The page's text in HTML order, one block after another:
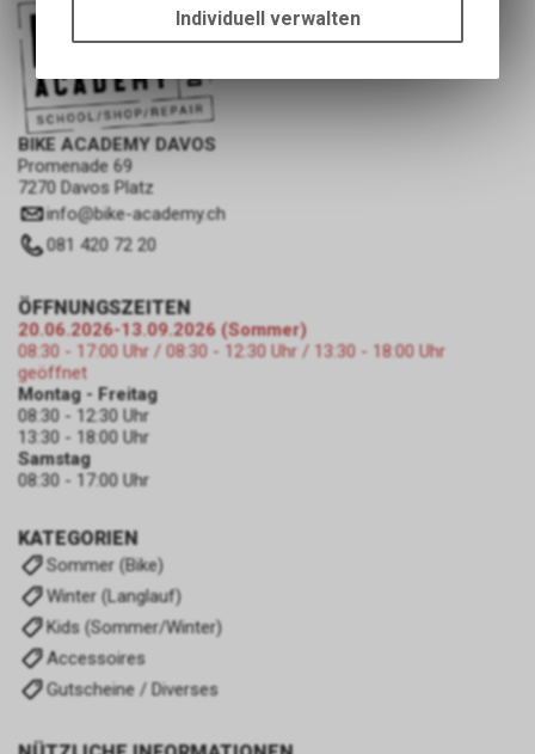
BIKE ACADEMY DAVOS
Promenade 69
7270 Davos Platz
info@bike-academy.ch
081 420 72 20
KATEGORIEN
Sommer (Bike)
Winter (Langlauf)
Kids (Sommer/Winter)
Accessoires
Gutscheine / Diverses
ÖFFNUNGSZEITEN
20.06.2026-13.09.2026 (Sommer)
08:30 - 17:00 Uhr / 08:30 - 12:30 Uhr / 13:30 - 18:00 Uhr
geöffnet
Montag - Freitag
08:30 - 12:30 Uhr
13:30 - 18:00 Uhr
Samstag
08:30 - 17:00 Uhr
um die grundlegenden
Funktionen unseres Online-
des Warenkorbs, zu
ermöglichen. Bitte beachten Sie,
dass die gespeicherten Daten
zulassen.
Individuell verwalten